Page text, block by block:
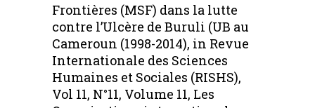
Frontières (MSF) dans la lutte
contre l’Ulcère de Buruli (UB au
Cameroun (1998-2014), in Revue
Internationale des Sciences
Humaines et Sociales (RISHS),
Vol 11, N°11, Volume 11, Les